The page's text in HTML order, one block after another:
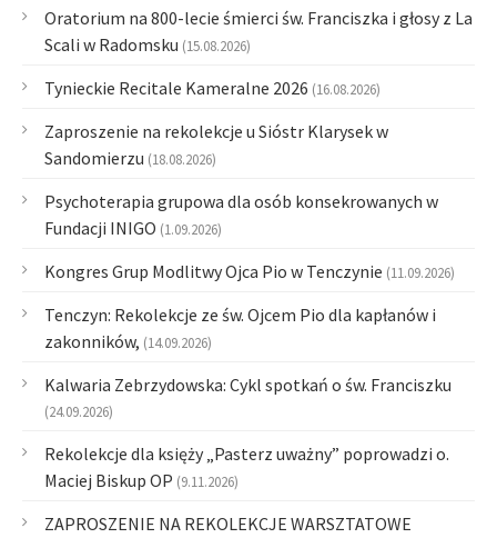
Oratorium na 800-lecie śmierci św. Franciszka i głosy z La
Scali w Radomsku (15.08.2026)
Tynieckie Recitale Kameralne 2026 (16.08.2026)
Zaproszenie na rekolekcje u Sióstr Klarysek w
Sandomierzu (18.08.2026)
Psychoterapia grupowa dla osób konsekrowanych w
Fundacji INIGO (1.09.2026)
Kongres Grup Modlitwy Ojca Pio w Tenczynie (11.09.2026)
Tenczyn: Rekolekcje ze św. Ojcem Pio dla kapłanów i
zakonników, (14.09.2026)
Kalwaria Zebrzydowska: Cykl spotkań o św. Franciszku
(24.09.2026)
Rekolekcje dla księży „Pasterz uważny” poprowadzi o.
Maciej Biskup OP (9.11.2026)
ZAPROSZENIE NA REKOLEKCJE WARSZTATOWE